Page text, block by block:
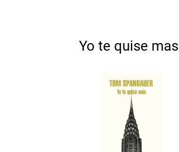
Yo te quise mas